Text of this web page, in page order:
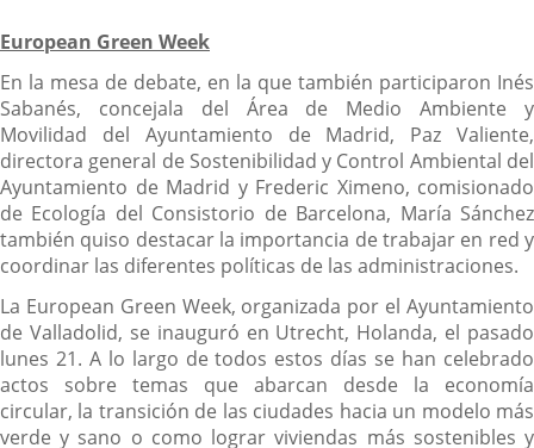
European Green Week
En la mesa de debate, en la que también participaron Inés
Sabanés, concejala del Área de Medio Ambiente y
Movilidad del Ayuntamiento de Madrid, Paz Valiente,
directora general de Sostenibilidad y Control Ambiental del
Ayuntamiento de Madrid y Frederic Ximeno, comisionado
de Ecología del Consistorio de Barcelona, María Sánchez
también quiso destacar la importancia de trabajar en red y
coordinar las diferentes políticas de las administraciones.
La European Green Week, organizada por el Ayuntamiento
de Valladolid, se inauguró en Utrecht, Holanda, el pasado
lunes 21. A lo largo de todos estos días se han celebrado
actos sobre temas que abarcan desde la economía
circular, la transición de las ciudades hacia un modelo más
verde y sano o como lograr viviendas más sostenibles y